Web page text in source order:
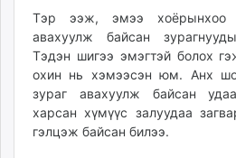
mnb.mn
Livetv.mn
Eguur.mn
24tsag.mn
shuud.mn
eagle.mn
Тэр ээж, эмээ хоёрынхоо
авахуулж байсан
Тэдэн шигээ эмэгтэй болох
охин нь хэмээсэн юм. Анх
зураг авахуулж байсан
харсан хүмүүс залуудаа
гэлцэж байсан билээ.